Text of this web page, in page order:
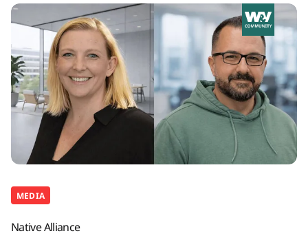
MEDIA
Native Alliance